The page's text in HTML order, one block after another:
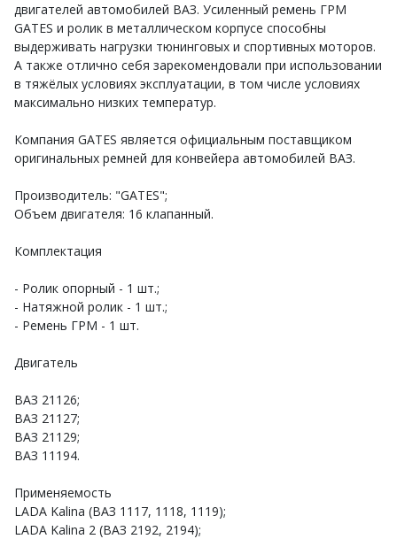
двигателей автомобилей ВАЗ. Усиленный ремень ГРМ
GATES и ролик в металлическом корпусе способны
выдерживать нагрузки тюнинговых и спортивных моторов.
А также отлично себя зарекомендовали при использовании
в тяжёлых условиях эксплуатации, в том числе условиях
максимально низких температур.
Компания GATES является официальным поставщиком
оригинальных ремней для конвейера автомобилей ВАЗ.
Производитель: "GATES";
Объем двигателя: 16 клапанный.
Комплектация
- Ролик опорный - 1 шт.;
- Натяжной ролик - 1 шт.;
- Ремень ГРМ - 1 шт.
Двигатель
ВАЗ 21126;
ВАЗ 21127;
ВАЗ 21129;
ВАЗ 11194.
Применяемость
LADA Kalina (ВАЗ 1117, 1118, 1119);
LADA Kalina 2 (ВАЗ 2192, 2194);